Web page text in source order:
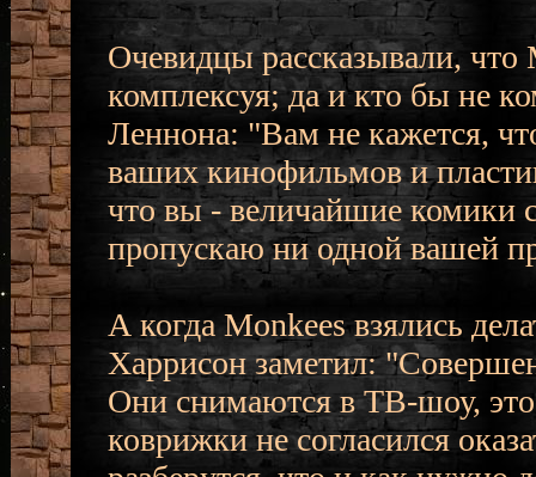
Очевидцы рассказывали,
комплексуя; да и кто бы не
Леннона: "Вам не кажется,
ваших кинофильмов и
что вы - величайшие комики
пропускаю ни одной вашей
А когда Monkees взялись
Харрисон заметил:
Они снимаются в ТВ-шоу,
коврижки не согласился